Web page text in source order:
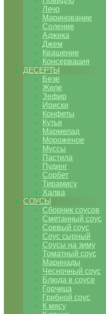
Лечо
Маринование
Соление
Аджика
Джем
Квашение
Консервация
ДЕСЕРТЫ
Безе
Желе
Зефир
Ириски
Конфеты
Кутья
Мармелад
Мороженое
Муссы
Пастила
Пудинг
Сорбет
Тирамису
Халва
СОУСЫ
Сборник соусов
Сметанный соус
Соевый соус
Соус сырный
Соусы на зиму
Томатный соус
Маринады
Чесночный соус
Блюда в соусе
Горчица
Грибной соус
К мясу